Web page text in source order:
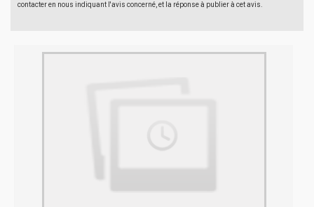
contacter en nous indiquant l'avis concerné, et la réponse à publier à cet avis.